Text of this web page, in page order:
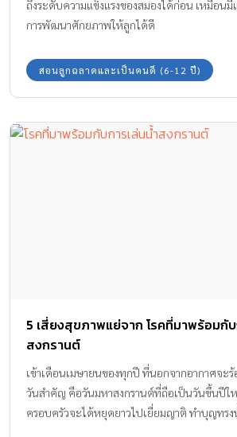
ถึงระดับความแข็งแรงของสมองได้ก่อน เหมือน
การพัฒนาศักยภาพให้ลูกได้ดี
สอนลูกฉลาดและเป็นคนดี (6-12 ปี)
5 เสี่ยงสุขภาพแย่จาก โรคที่มาพร้อมกั
สงกรานต์
เข้าเดือนเมษายนของทุกปี ที่นอกจากอากาศจะ
วันสำคัญ คือวันมหาสงกรานต์ที่ถือเป็นวันขึ้นปีใ
ครอบครัวจะได้หยุดยาวไปเยี่ยมญาติ ทำบุญทรง